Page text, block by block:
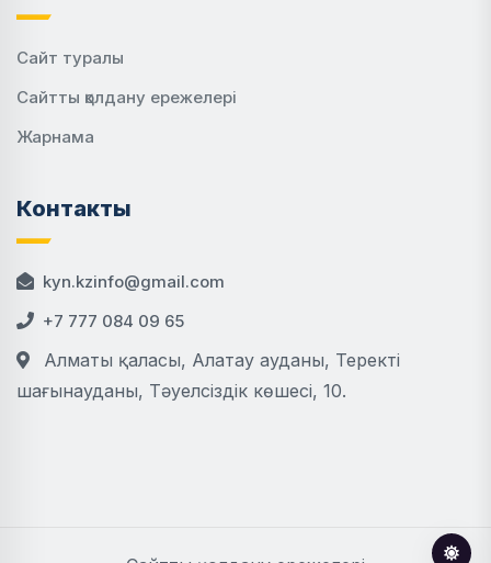
Сайт туралы
Сайтты қолдану ережелері
Жарнама
Контакты
kyn.kzinfo@gmail.com
+7 777 084 09 65
Алматы қаласы, Алатау ауданы, Теректі
шағынауданы, Тәуелсіздік көшесі, 10.